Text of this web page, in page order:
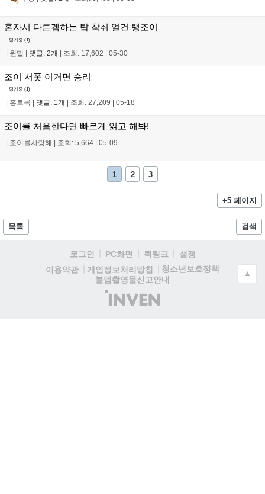
혼자서 다른겜하는 탑 착취 얼건 탱조이
평가중 (1)
| 윈밀 | 댓글: 2개 | 조회: 17,602 | 05-30
조이 서폿 이거면 승리
평가중 (1)
홍로록 댓글: 1개 조회: 27,209 05-18
조이를 처음한다면 빠르게 읽고 해봐!
조이를사랑해 조회: 5,664 05-09
1 2 3
+5 페이지
목록 검색
로그인 PC화면 퀵링크
설정
이용약관
개인정보처리방침
청소년보호정책
불법촬영물신고안내
(주)
인
▲